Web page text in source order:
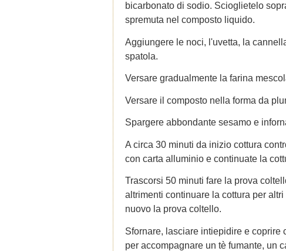
bicarbonato di sodio. Scioglietelo
spremuta nel composto liquido.
Aggiungere le noci, l'uvetta, la
spatola.
Versare gradualmente la farina
Versare il composto nella forma da
Spargere abbondante sesamo e
A circa 30 minuti da inizio cottura
con carta alluminio e continuate la
Trascorsi 50 minuti fare la prova
altrimenti continuare la cottura per
nuovo la prova coltello.
Sfornare, lasciare intiepidire e coprire
per accompagnare un tè fumante, un